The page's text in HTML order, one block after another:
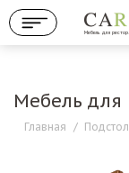
Мебель для
Мебель для
Главная /